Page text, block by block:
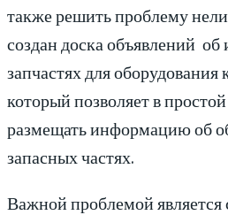
также решить проблему
создан доска объявлений
запчастях для
который позволяет в
размещать информацию об
запасных частях.
Важной проблемой является